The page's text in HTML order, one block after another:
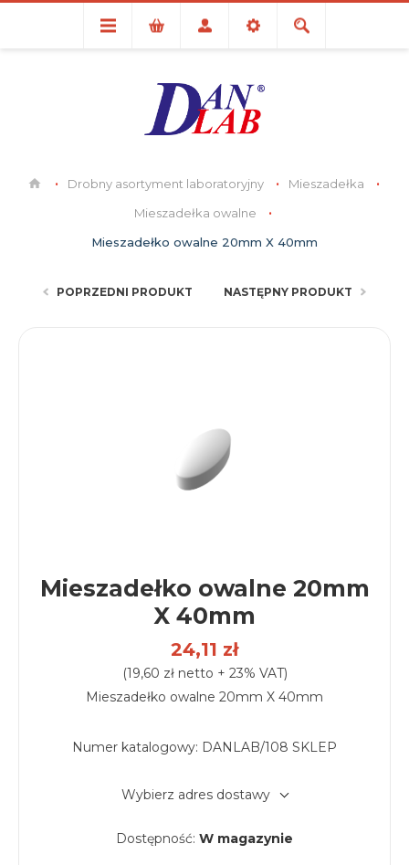
Drobny asortyment laboratoryjny
Mieszadełka
Mieszadełka owalne
Mieszadełko owalne 20mm X 40mm
POPRZEDNI PRODUKT NASTĘPNY PRODUKT
Mieszadełko owalne 20mm
X 40mm
24,11 zł
(19,60 zł netto + 23% VAT)
Mieszadełko owalne 20mm X 40mm
Numer katalogowy: DANLAB/108 SKLEP
Wybierz adres dostawy
Dostępność: W magazynie